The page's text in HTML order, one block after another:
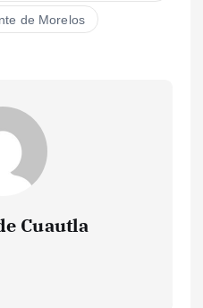
de Morelos
Cuautla